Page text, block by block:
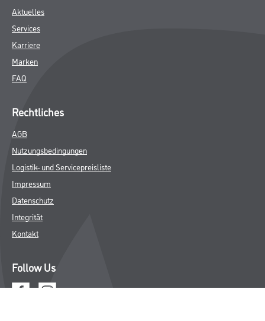
Aktuelles
Services
Karriere
Marken
FAQ
Rechtliches
AGB
Nutzungsbedingungen
Logistik- und Servicepreisliste
Impressum
Datenschutz
Integrität
Kontakt
Follow Us